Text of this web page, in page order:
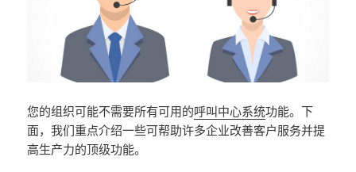
您的组织可能不需要所有可用的呼叫中心系统功能。下
面，我们重点介绍一些可帮助许多企业改善客户服务并提
高生产力的顶级功能。